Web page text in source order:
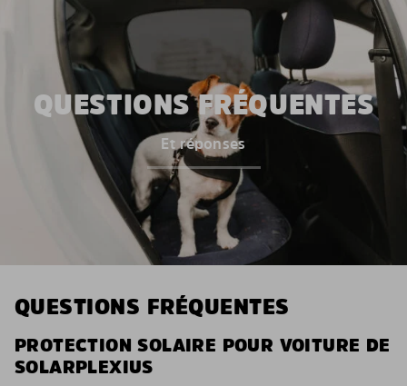
QUESTIONS FRÉQUENTES
Et réponses
QUESTIONS FRÉQUENTES
PROTECTION SOLAIRE POUR VOITURE DE
SOLARPLEXIUS